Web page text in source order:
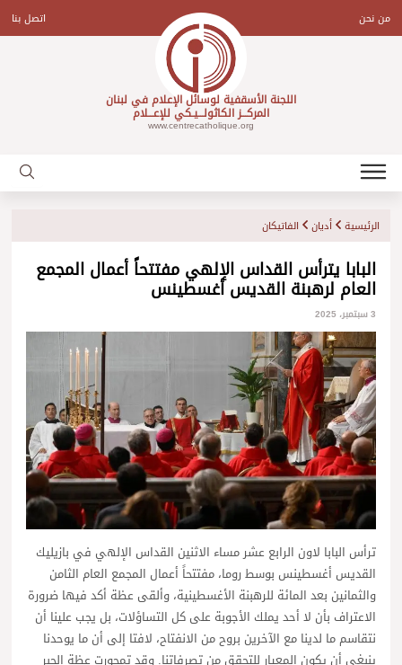
contentمن نحن اتصل بنا
اللجنة الأسقفية لوسائل الإعلام في لبنان
المركـــز الكاثولـــيـكي للإعـــلام
www.centrecatholique.org
الرئيسية أديان الفاتيكان
البابا يترأس القداس الإلهي مفتتحاً أعمال المجمع
العام لرهبنة القديس أغسطينس
3 سبتمبر، 2025
ترأس البابا لاون الرابع عشر مساء الاثنين القداس الإلهي في بازيليك
القديس أغسطينس بوسط روما، مفتتحاً أعمال المجمع العام الثامن
والثمانين بعد المائة للرهبنة الأغسطينية، وألقى عظة أكد فيها ضرورة
الاعتراف بأن لا أحد يملك الأجوبة على كل التساؤلات، بل يجب علينا أن
نتقاسم ما لدينا مع الآخرين بروح من الانفتاح، لافتا إلى أن ما يوحدنا
ينبغي أن يكون المعيار للتحقق من تصرفاتنا. وقد تمحورت عظة الحبر